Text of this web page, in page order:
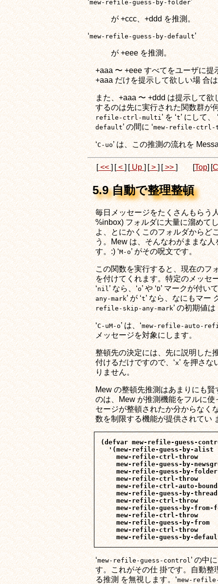
‘mew-refile-guess-by-folder’
が +ccc、+ddd を推測。
‘mew-refile-guess-by-default’
が +eee を推測。
+aaa 〜 +eee すべてをユーザに提
+aaa だけを提示して欲しい場 合は
また、+aaa 〜 +ddd は提示して
するのは先に実行された関数群が
refile-ctrl-multi’ を ‘t’ にして、
default’ の間に ‘mew-refile-ctrl-
‘C-uo’ は、この推測の流れを
[ << ] [ < ] [ Up ] [ > ] [ >> ] [Top] [
5.9 自動で整理整頓
毎日メッセージをたくさんもらう
%inbox) フォルダに大量に溜めて
よ、とにかくこのフォルダからど
う。Mew は、そんなわがままな
す。:) ‘M-o’ がその呪文です。
この関数を実行すると、現在のフ
を付けてくれます。特定のメッセ
‘nil’ なら、‘o’ や ‘D’ マークが付い
any-mark’ が ‘t’ なら、なにもマー
refile-skip-any-mark’ の初期値は
‘C-uM-o’ は、‘mew-refile-auto-
メッセージを対象にします。
整頓先の決定には、先に説明した
付けるだけですので、‘x’ を押さ
りません。
Mew の整頓先推測はあまりにも
のは、Mew が推測機能をフルに
セージが整頓されたか分からなく
数を制限する機能が提供されてい
(defvar mew-refile-guess-
  '(mew-refile-guess-by-alist
    mew-refile-ctrl-throw
mew-refile-guess-by-
    mew-refile-guess-by-folder
    mew-refile-ctrl-throw
mew-refile-ctrl-auto-
    mew-refile-guess-by-thread
    mew-refile-ctrl-throw
mew-refile-guess-by-from-
    mew-refile-ctrl-throw
    mew-refile-guess-by-from
    mew-refile-ctrl-throw
‘mew-refile-guess-control’ の中に
す。これがその仕 掛です。自動
る推測 を無視します。‘mew-